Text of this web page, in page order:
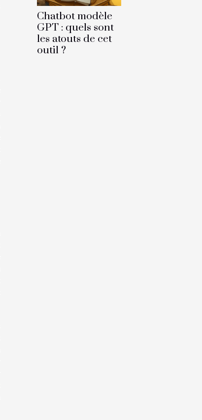
Chatbot modèle
GPT : quels sont
les atouts de cet
outil ?